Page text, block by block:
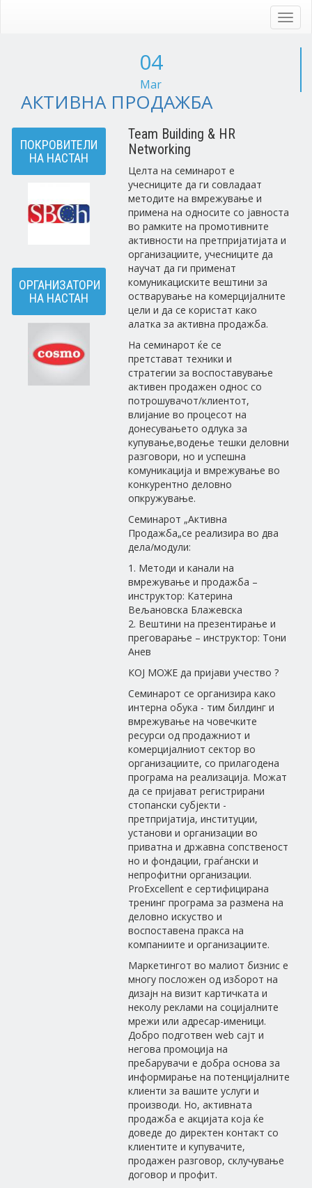
04
Mar
АКТИВНА ПРОДАЖБА
ПОКРОВИТЕЛИ
НА НАСТАН
ОРГАНИЗАТОРИ
НА НАСТАН
Team Building & HR
Networking
Целта на семинарот е
учесниците да ги совладаат
методите на вмрежување и
примена на односите со јавноста
во рамките на промотивните
активности на претпријатијата и
организациите, учесниците да
научат да ги применат
комуникациските вештини за
остварување на комерцијалните
цели и да се користат како
алатка за активна продажба.
На семинарот ќе се
претстават техники и
стратегии за воспоставување
активен продажен однос со
потрошувачот/клиентот,
влијание во процесот на
донесувањето одлука за
купување,водење тешки деловни
разговори, но и успешна
комуникација и вмрежување во
конкурентно деловно
опкружување.
Семинарот „Активна
Продажба„се реализира во два
дела/модули:
1. Методи и канали на
вмрежување и продажба –
инструктор: Катерина
Вељановска Блажевска
2. Вештини на презентирање и
преговарање – инструктор: Тони
Анев
КОЈ МОЖЕ да пријави учество ?
Семинарот се организира како
интерна обука - тим билдинг и
вмрежување на човечките
ресурси од продажниот и
комерцијалниот сектор во
организациите, со прилагодена
програма на реализација. Можат
да се пријават регистрирани
стопански субјекти -
претпријатија, институции,
установи и организации во
приватна и државна сопственост
но и фондации, граѓански и
непрофитни организации.
ProExcellent е сертифицирана
тренинг програма за размена на
деловно искуство и
воспоставена пракса на
компаниите и организациите.
Маркетингот во малиот бизнис е
многу посложен од изборот на
дизајн на визит картичката и
неколу реклами на социјалните
мрежи или адресар-именици.
Добро подготвен web сајт и
негова промоција на
пребарувачи е добра основа за
информирање на потенцијалните
клиенти за вашите услуги и
производи. Но, активната
продажба е акцијата која ќе
доведе до директен контакт со
клиентите и купувачите,
продажен разговор, склучување
договор и профит.